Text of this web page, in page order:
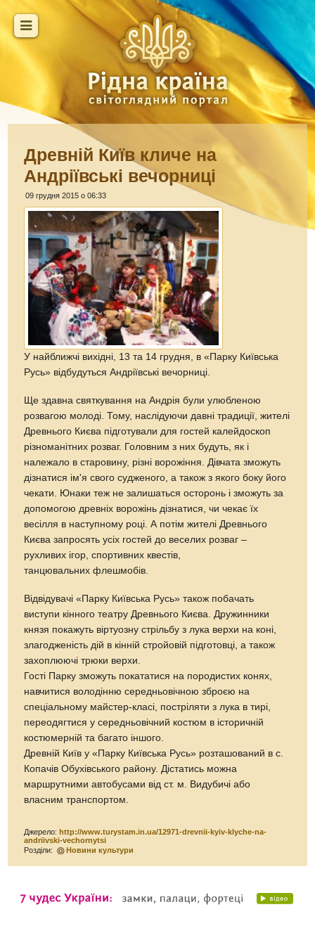
Древній Київ кличе на
Андріївські вечорниці
09 грудня 2015 о 06:33
У найближчі вихідні, 13 та 14 грудня, в «Парку Київська
Русь» відбудуться Андріївські вечорниці.
Ще здавна святкування на Андрія були улюбленою
розвагою молоді. Тому, наслідуючи давні традиції, жителі
Древнього Києва підготували для гостей калейдоскоп
різноманітних розваг. Головним з них будуть, як і
належало в старовину, різні ворожіння. Дівчата зможуть
дізнатися ім'я свого судженого, а також з якого боку його
чекати. Юнаки теж не залишаться осторонь і зможуть за
допомогою древніх ворожінь дізнатися, чи чекає їх
весілля в наступному році. А потім жителі Древнього
Києва запросять усіх гостей до веселих розваг –
рухливих ігор, спортивних квестів,
танцювальних флешмобів.
Відвідувачі «Парку Київська Русь» також побачать
виступи кінного театру Древнього Києва. Дружинники
князя покажуть віртуозну стрільбу з лука верхи на коні,
злагодженість дій в кінній стройовій підготовці, а також
захоплюючі трюки верхи.
Гості Парку зможуть покататися на породистих конях,
навчитися володінню середньовічною зброєю на
спеціальному майстер-класі, постріляти з лука в тирі,
переодягтися у середньовічний костюм в історичній
костюмерній та багато іншого.
Древній Київ у «Парку Київська Русь» розташований в с.
Копачів Обухівського району. Дістатись можна
маршрутними автобусами від ст. м. Видубичі або
власним транспортом.
Джерело:http://www.turystam.in.ua/12971-drevnii-kyiv-klyche-na-
andriivski-vechornytsi
Розділи:
Новини культури